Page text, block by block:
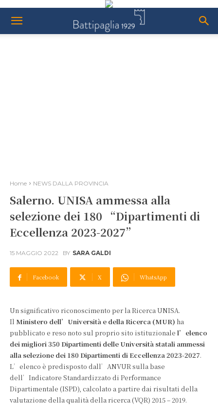
Home NEWS DALLA PROVINCIA
Salerno. UNISA ammessa alla
selezione dei 180 “Dipartimenti di
Eccellenza 2023-2027”
15 MAGGIO 2022 BY SARA GALDI
Facebook X WhatsApp
Un significativo riconoscimento per la Ricerca UNISA.
Il Ministero dell’Università e della Ricerca (MUR) ha
pubblicato e reso noto sul proprio sito istituzionale l’elenco
dei migliori 350 Dipartimenti delle Università statali ammessi
alla selezione dei 180 Dipartimenti di Eccellenza 2023-2027.
L’elenco è predisposto dall’ANVUR sulla base
dell’Indicatore Standardizzato di Performance
Dipartimentale (ISPD), calcolato a partire dai risultati della
valutazione della qualità della ricerca (VQR) 2015 – 2019.